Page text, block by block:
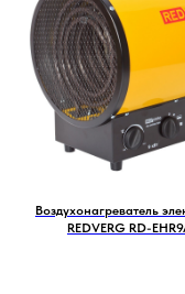
Воздухонагреватель
REDVERG RD-